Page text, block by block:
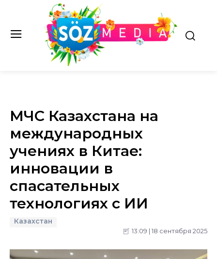
МЧС Казахстана на
международных
учениях в Китае:
инновации в
спасательных
технологиях с ИИ
Казахстан
13:09 | 18 сентября 2025